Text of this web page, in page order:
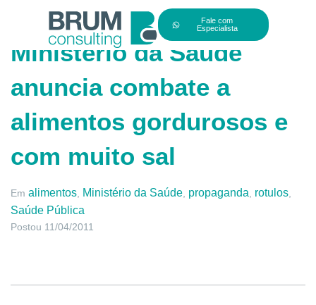
Fale com
Especialista
Ministério da Saúde
anuncia combate a
alimentos gordurosos e
com muito sal
Em alimentos Ministério da Saúde propaganda rotulos
Saúde Pública
Postou 11/04/2011